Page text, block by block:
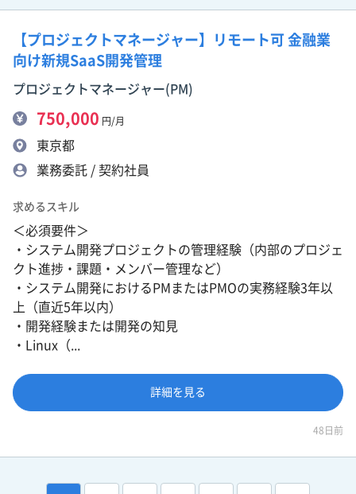
【プロジェクトマネージャー】リモート可 金融業
向け新規SaaS開発管理
プロジェクトマネージャー(PM)
750,000 円/月
東京都
業務委託 / 契約社員
求めるスキル
＜必須要件＞
・システム開発プロジェクトの管理経験（内部のプロジェ
クト進捗・課題・メンバー管理など）
・システム開発におけるPMまたはPMOの実務経験3年以
上（直近5年以内）
・開発経験または開発の知見
・Linux（...
詳細を見る
48日前